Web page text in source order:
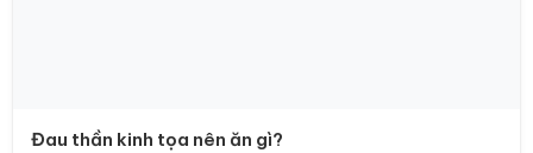
Đau thần kinh tọa nên ăn gì?